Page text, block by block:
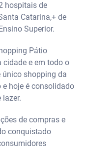
hospitais de
Catarina,+ de
Superior.
Pátio
cidade e em todo o
único shopping da
e hoje é consolidado
de compras e
conquistado